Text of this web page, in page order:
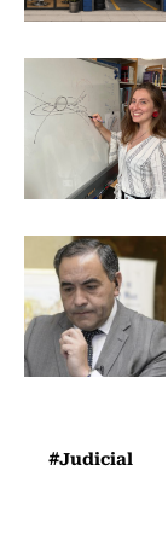
#Judicial